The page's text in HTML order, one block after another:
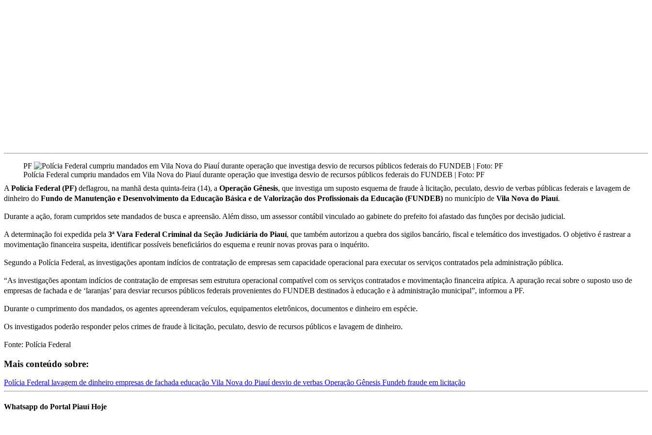
PF
Polícia Federal cumpriu mandados em Vila Nova do Piauí durante operação que investiga desvio de recursos públicos federais do FUNDEB | Foto: PF
A Polícia Federal (PF) deflagrou, na manhã desta quinta-feira (14), a Operação Gênesis, que investiga um suposto esquema de fraude à licitação, peculato, desvio de verbas públicas federais e lavagem de
dinheiro do Fundo de Manutenção e Desenvolvimento da Educação Básica e de Valorização dos Profissionais da Educação (FUNDEB) no município de Vila Nova do Piauí.
Durante a ação, foram cumpridos sete mandados de busca e apreensão. Além disso, um assessor contábil vinculado ao gabinete do prefeito foi afastado das funções por decisão judicial.
A determinação foi expedida pela 3ª Vara Federal Criminal da Seção Judiciária do Piauí, que também autorizou a quebra dos sigilos bancário, fiscal e telemático dos investigados. O objetivo é rastrear a
movimentação financeira suspeita, identificar possíveis beneficiários do esquema e reunir novas provas para o inquérito.
Segundo a Polícia Federal, as investigações apontam indícios de contratação de empresas sem capacidade operacional para executar os serviços contratados pela administração pública.
“As investigações apontam indícios de contratação de empresas sem estrutura operacional compatível com os serviços contratados e movimentação financeira atípica. A apuração recai sobre o suposto uso de
empresas de fachada e de ‘laranjas’ para desviar recursos públicos federais provenientes do FUNDEB destinados à educação e à administração municipal”, informou a PF.
Durante o cumprimento dos mandados, os agentes apreenderam veículos, equipamentos eletrônicos, documentos e dinheiro em espécie.
Os investigados poderão responder pelos crimes de fraude à licitação, peculato, desvio de recursos públicos e lavagem de dinheiro.
Fonte: Polícia Federal
Mais conteúdo sobre:
Polícia Federal lavagem de dinheiro empresas de fachada educação Vila Nova do Piauídesvio de verbas Operação Gênesis Fundeb fraude em licitação
Whatsapp do Portal Piauí Hoje